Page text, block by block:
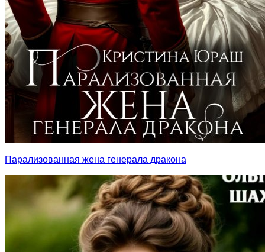
Парализованная жена генерала дракона